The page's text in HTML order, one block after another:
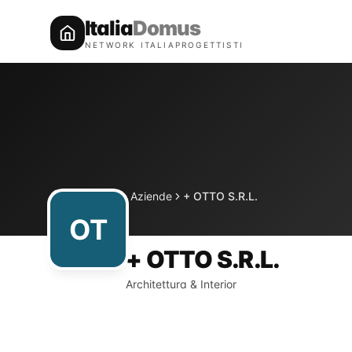
ItaliaDomus
NETWORK ITALIAPROGETTISTI
HomeDirectory Aziende + OTTO S.R.L.
OT
+ OTTO S.R.L.
Architettura & Interior